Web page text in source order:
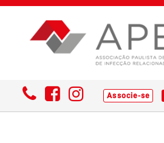
Associe-se